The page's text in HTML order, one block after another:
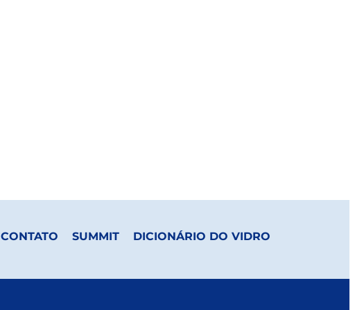
CONTATO SUMMIT DICIONÁRIO DO VIDRO